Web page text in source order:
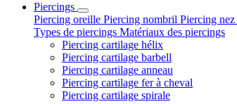
Piercings
Piercing oreille Piercing nombril Piercing nez
Types de piercings Matériaux des piercings
Piercing cartilage hélix
Piercing cartilage barbell
Piercing cartilage anneau
Piercing cartilage fer à cheval
Piercing cartilage spirale